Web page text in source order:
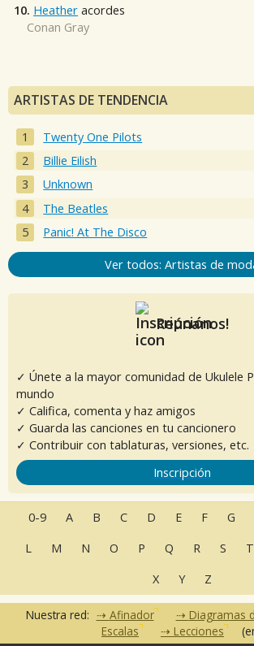
10. Heather acordes
Conan Gray
ARTISTAS DE TENDENCIA
Twenty One Pilots
Billie Eilish
Unknown
The Beatles
Panic! At The Disco
Ver todos: Artistas de
Reúnanos!
✓ Únete a la mayor comunidad de Ukulele
mundo
✓ Califica, comenta y haz amigos
✓ Guarda las canciones en tu cancionero
✓ Contribuir con tablaturas, versiones, etc.
Inscripción
0-9 A B C D E F G
L
M N O P Q R S T
X
Y Z
Nuestra red: Afinador
Diagramas
Escalas
Lecciones